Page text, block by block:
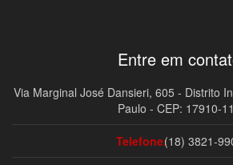
Entre em
Via Marginal José Dansieri, 605 - Distrito
Paulo - CEP: 17910-
Telefone:(18) 3821-